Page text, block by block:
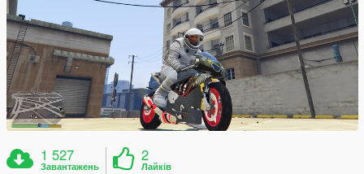
1 527
Завантажень
2
Лайків